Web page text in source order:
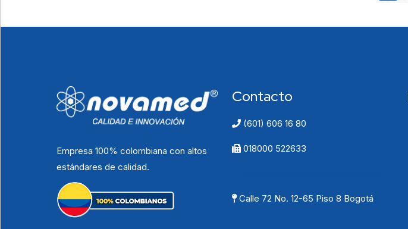
Empresa 100% colombiana con altos
estándares de calidad.
Contacto
(601) 606 16 80
018000 522633
Calle 72 No. 12-65 Piso 8 Bogotá